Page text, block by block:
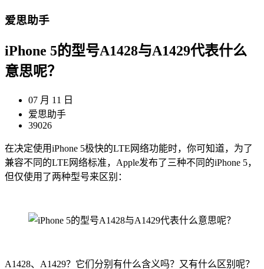
爱思助手
iPhone 5的型号A1428与A1429代表什么
意思呢？
07 月 11 日
爱思助手
39026
在决定使用iPhone 5极快的LTE网络功能时，你可知道，为了
兼容不同的LTE网络标准，Apple发布了三种不同的iPhone 5，
但仅使用了两种型号来区别：
A1428、A1429？它们分别有什么含义吗？又有什么区别呢？